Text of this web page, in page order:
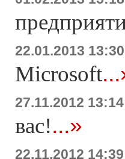
22.01.2013 13:30
Microsoft
27.11.2012 13:14
вас!...»
22.11.2012 14:39